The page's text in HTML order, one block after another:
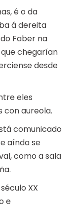
é o da
á dereita
Faber na
chegarían
desde
eles
con aureola.
comunicado
aínda se
como a sala
XX
e